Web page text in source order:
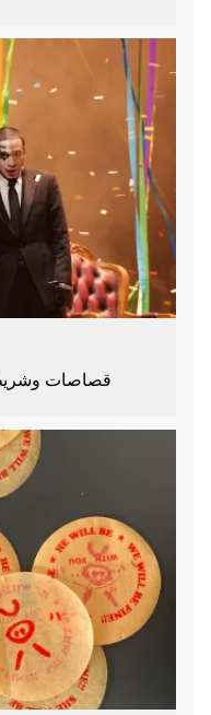
قصاصات